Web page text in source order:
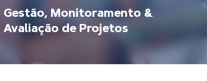
Gestão, Monitoramento &
Avaliação de Projetos